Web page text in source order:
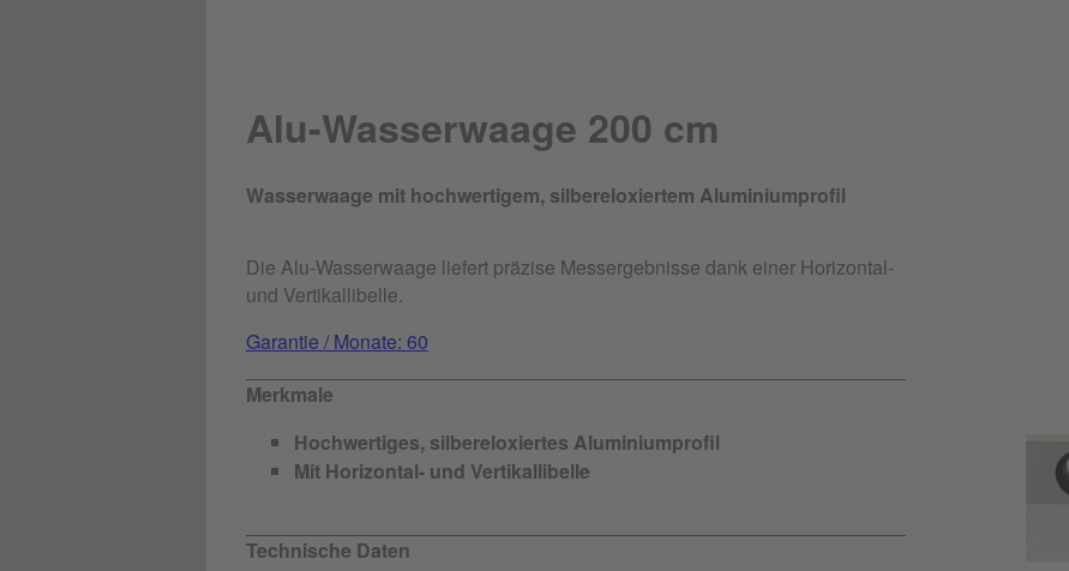
Alu-Wasserwaage 200 cm
Wasserwaage mit hochwertigem, silbereloxiertem Aluminiumprofil
Die Alu-Wasserwaage liefert präzise Messergebnisse dank einer Horizontal-
und Vertikallibelle.
Garantie / Monate: 60
Merkmale
Hochwertiges, silbereloxiertes Aluminiumprofil
Mit Horizontal- und Vertikallibelle
Technische Daten